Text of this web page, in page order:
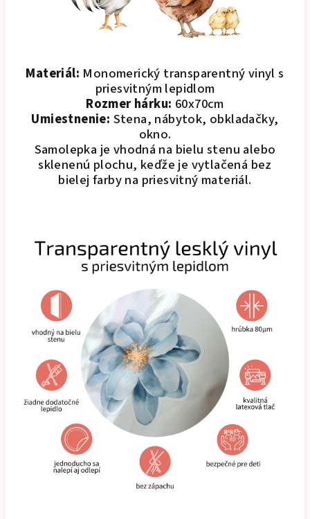
Materiál: Monomerický transparentný vinyl s
priesvitným lepidlom
Rozmer hárku: 60x70cm
Umiestnenie: Stena, nábytok, obkladačky,
okno.
Samolepka je vhodná na bielu stenu alebo
sklenenú plochu, keďže je vytlačená bez
bielej farby na priesvitný materiál.